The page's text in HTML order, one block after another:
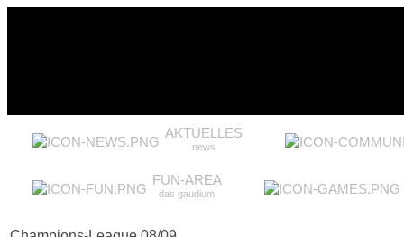
AKTUELLES
news
FUN-AREA
das gaudium